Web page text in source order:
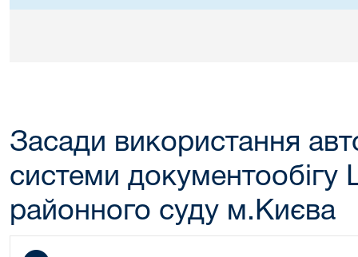
Засади використання
системи документообігу
районного суду м.Києва